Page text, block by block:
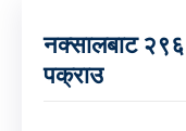
नक्सालबाट २९६
पक्राउ